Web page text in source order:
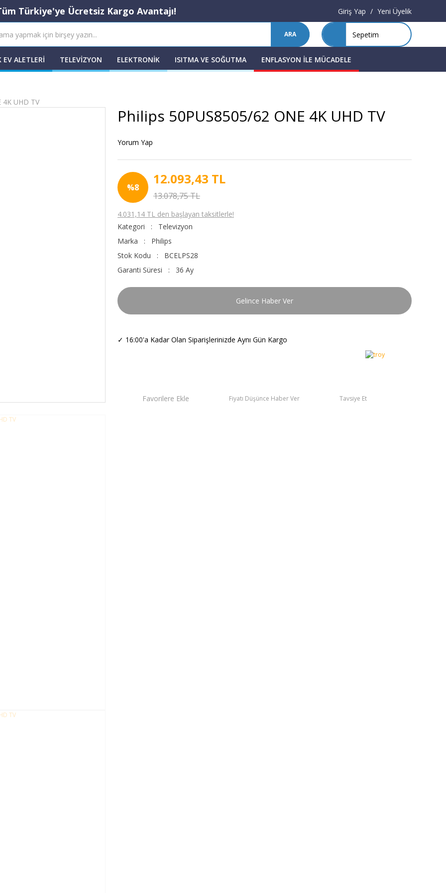
Türkiye'ye Ücretsiz Kargo Avantajı! Giriş Yap / Yeni Üyelik
ARA Sepetim
EV ALETLERI TELEVIZYON ELEKTRONIK ISITMA VE SOĞUTMA ENFLASYON İLE MÜCADELE
4K UHD TV
Philips 50PUS8505/62 ONE 4K UHD TV
Yorum Yap
%8
12.093,43 TL
13.078,75 TL
4.031,14 TL den başlayan taksitlerle!
Kategori
Televizyon
Marka
Philips
Stok Kodu
BCELPS28
Garanti Süresi
36 Ay
Gelince Haber Ver
✓ 16:00'a Kadar Olan Siparişlerinizde Aynı Gün Kargo
Fiyatı Düşünce Haber Ver Tavsiye Et